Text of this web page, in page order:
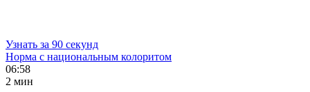
Узнать за 90 секунд
Норма с национальным колоритом
06:58
2 мин